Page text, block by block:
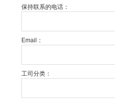
保持联系的电话：
Email：
工司分类：